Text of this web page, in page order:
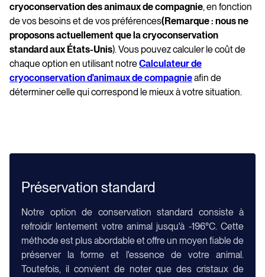
cryoconservation des animaux de compagnie, en fonction
de vos besoins et de vos préférences(Remarque : nous ne
proposons actuellement que la cryoconservation
standard aux États-Unis). Vous pouvez calculer le coût de
chaque option en utilisant notreCalculateur de
cryoconservation d'animaux de compagnieafin de
déterminer celle qui correspond le mieux à votre situation.
Préservation standard
Notre option de conservation standard consiste à
refroidir lentement votre animal jusqu'à -196°C. Cette
méthode est plus abordable et offre un moyen fiable de
préserver la forme et l'essence de votre animal.
Toutefois, il convient de noter que des cristaux de